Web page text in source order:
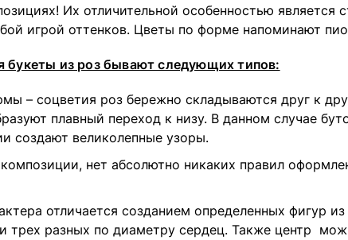
Их отличительной особенностью
игрой оттенков. Цветы по форме напоминают
букеты из роз бывают следующих типов:
– соцветия роз бережно складываются друг к
плавный переход к низу. В данном случае
создают великолепные узоры.
нет абсолютно никаких правил
отличается созданием определенных
трех разных по диаметру сердец. Также центр